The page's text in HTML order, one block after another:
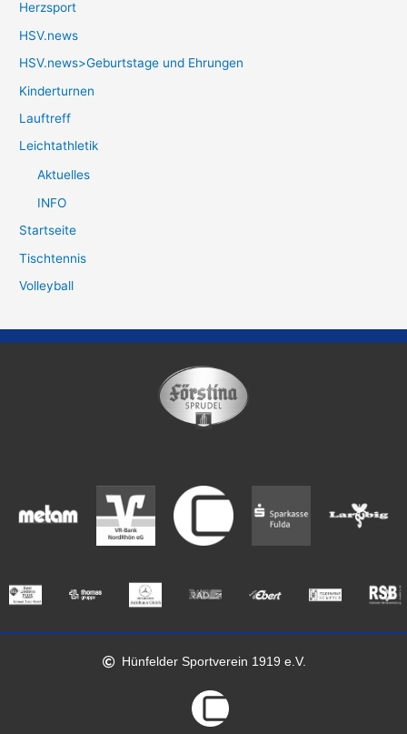
Herzsport
HSV.news
HSV.news>Geburtstage und Ehrungen
Kinderturnen
Lauftreff
Leichtathletik
Aktuelles
INFO
Startseite
Tischtennis
Volleyball
Hünfelder Sportverein 1919 e.V.